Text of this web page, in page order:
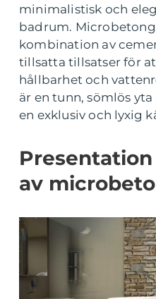
minimalistisk och
badrum. Microbetong
kombination av
tillsatta tillsatser för
hållbarhet och
är en tunn, sömlös
en exklusiv och lyxig
av